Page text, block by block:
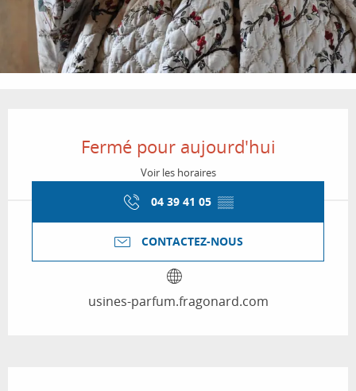
Fermé pour aujourd'hui
Voir les horaires
04 39 41 05 ▒▒
CONTACTEZ-NOUS
usines-parfum.fragonard.com